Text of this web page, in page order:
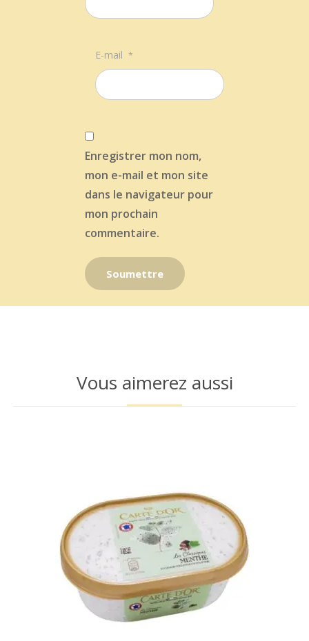
E-mail*
Enregistrer mon nom,
mon e-mail et mon site
dans le navigateur pour
mon prochain
commentaire.
Vous aimerez aussi